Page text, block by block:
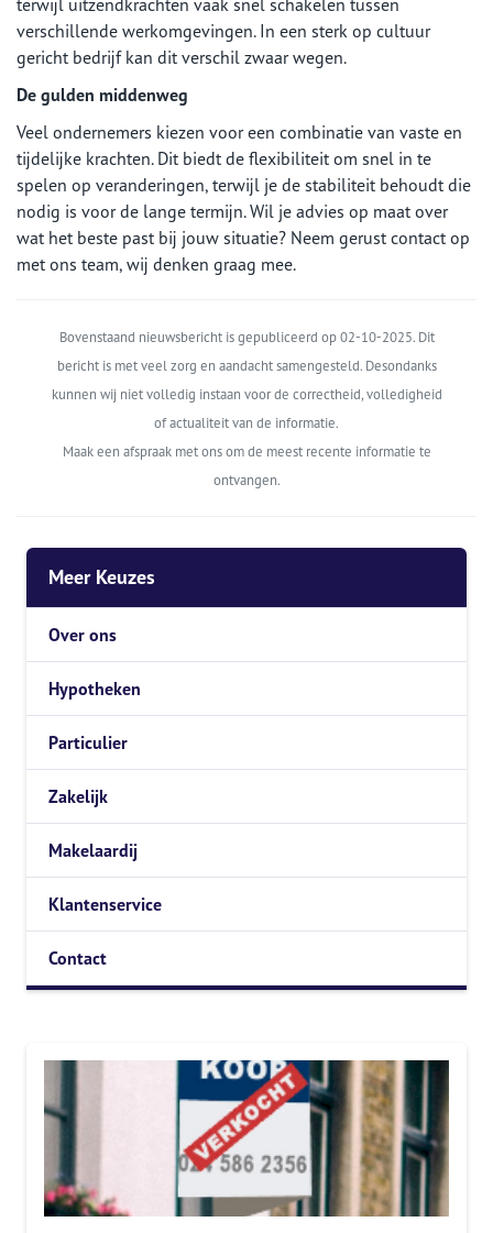
terwijl uitzendkrachten vaak snel schakelen tussen
verschillende werkomgevingen. In een sterk op cultuur
gericht bedrijf kan dit verschil zwaar wegen.
De gulden middenweg
Veel ondernemers kiezen voor een combinatie van vaste en
tijdelijke krachten. Dit biedt de flexibiliteit om snel in te
spelen op veranderingen, terwijl je de stabiliteit behoudt die
nodig is voor de lange termijn. Wil je advies op maat over
wat het beste past bij jouw situatie? Neem gerust contact op
met ons team, wij denken graag mee.
Bovenstaand nieuwsbericht is gepubliceerd op 02-10-2025. Dit
bericht is met veel zorg en aandacht samengesteld. Desondanks
kunnen wij niet volledig instaan voor de correctheid, volledigheid
of actualiteit van de informatie.
Maak een afspraak met ons om de meest recente informatie te
ontvangen.
Meer Keuzes
Over ons
Hypotheken
Particulier
Zakelijk
Makelaardij
Klantenservice
Contact